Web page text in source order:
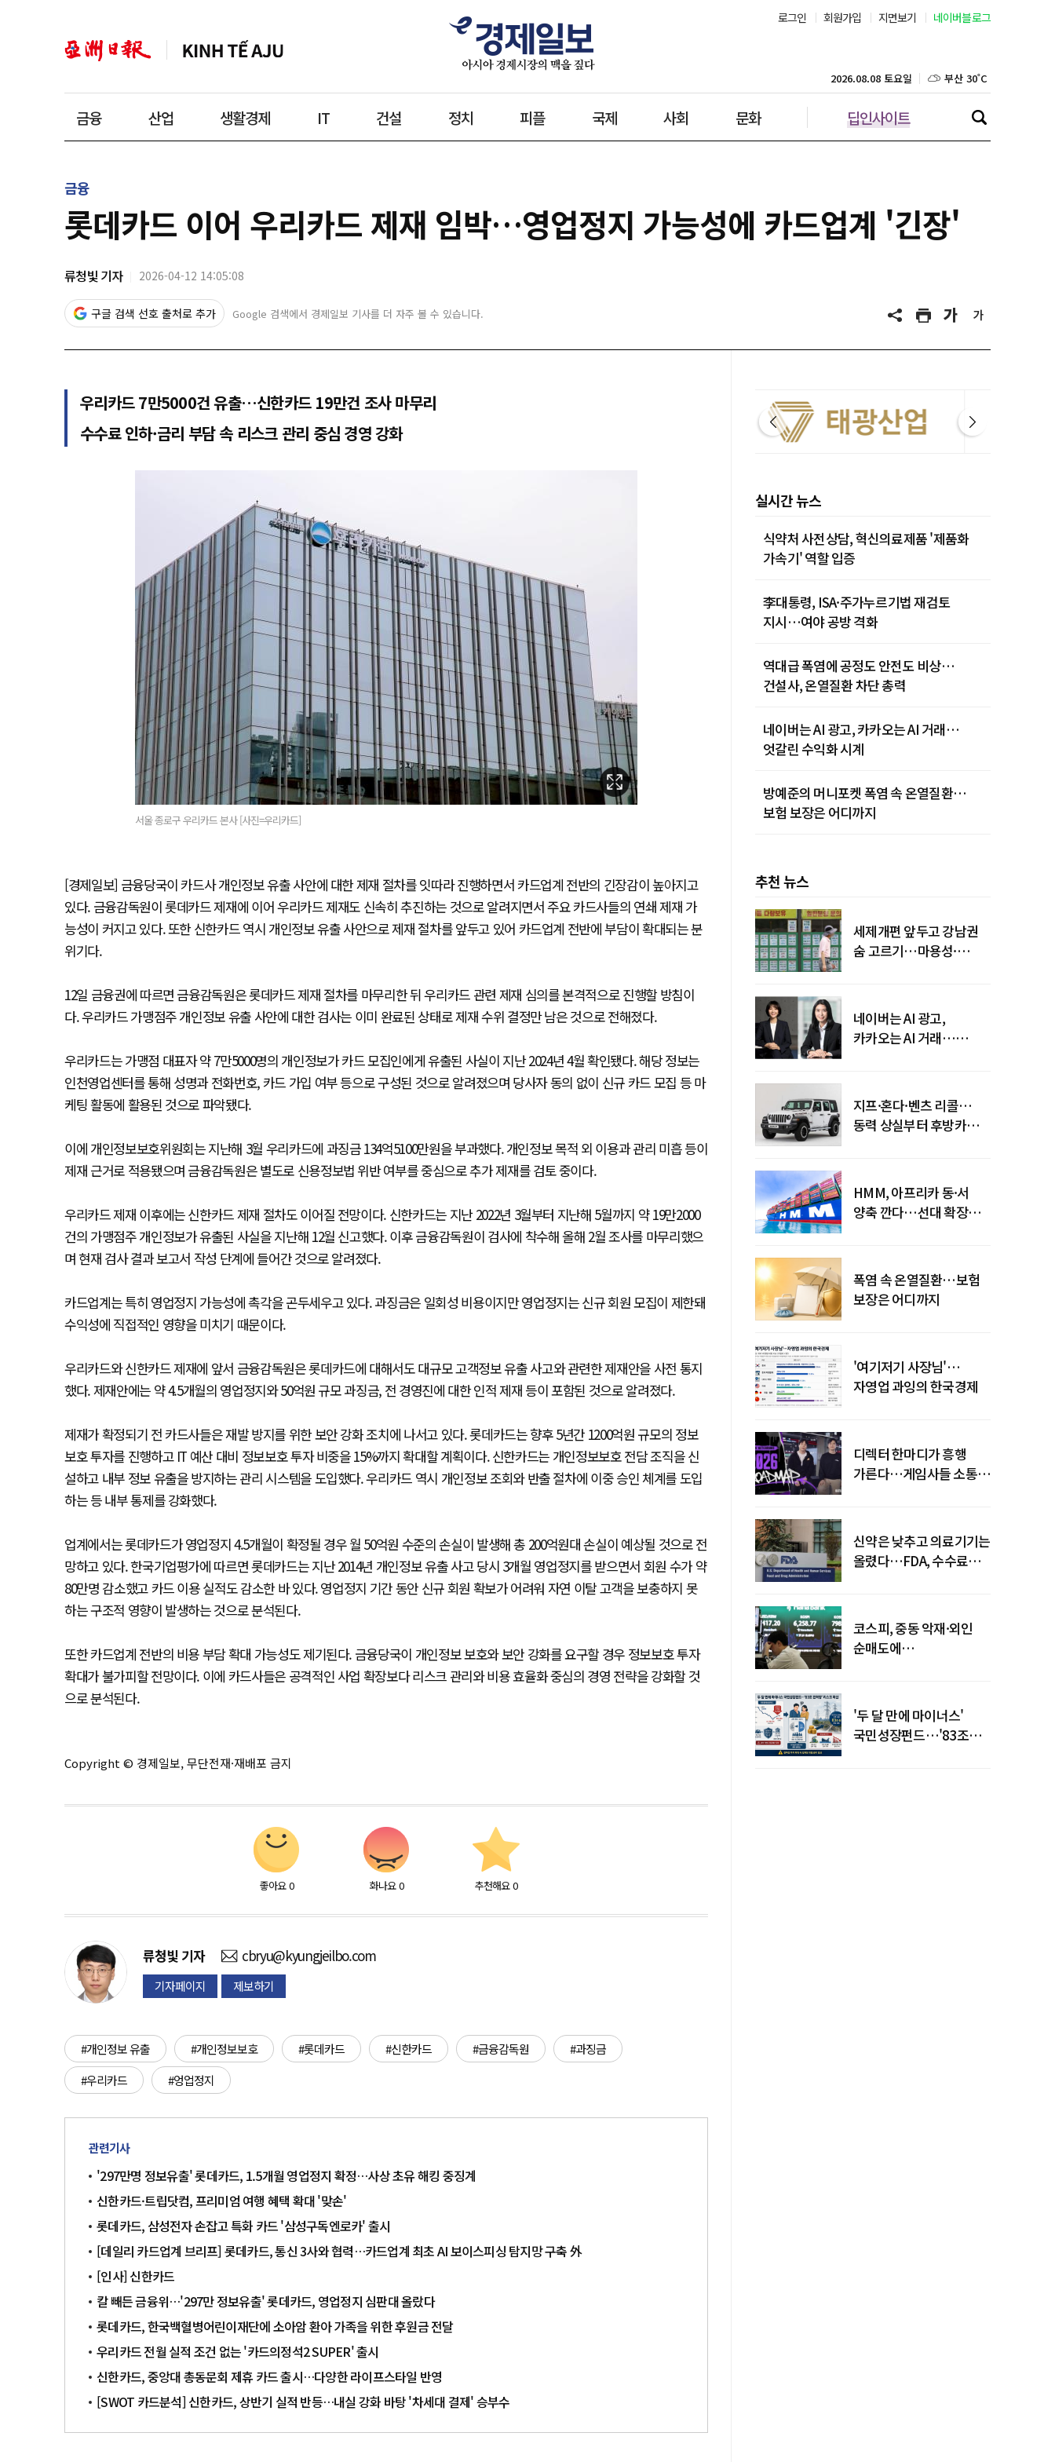
로그인 회원가입 지면보기 네이버블로그
금융 산업 생활경제 IT 건설 정치 피플 국제 사회 문화 딥인사이트
2026.08.08 토요일 대구 33˚C
인천 33˚C
울산 31˚C
제주 30˚C
금융
롯데카드 이어 우리카드 제재 임박…영업정지 가능성에 카드업계 '긴장'
류청빛 기자 2026-04-12 14:05:08
구글 검색 선호 출처로 추가 Google 검색에서 경제일보 기사를 더 자주 볼 수 있습니다.
우리카드 7만5000건 유출…신한카드 19만건 조사 마무리
수수료 인하·금리 부담 속 리스크 관리 중심 경영 강화
서울 종로구 우리카드 본사 [사진=우리카드]
[경제일보] 금융당국이 카드사 개인정보 유출 사안에 대한 제재 절차를 잇따라 진행하면서 카드업계 전반의 긴장감이 높아지고
있다. 금융감독원이 롯데카드 제재에 이어 우리카드 제재도 신속히 추진하는 것으로 알려지면서 주요 카드사들의 연쇄 제재 가
능성이 커지고 있다. 또한 신한카드 역시 개인정보 유출 사안으로 제재 절차를 앞두고 있어 카드업계 전반에 부담이 확대되는 분
위기다.
12일 금융권에 따르면 금융감독원은 롯데카드 제재 절차를 마무리한 뒤 우리카드 관련 제재 심의를 본격적으로 진행할 방침이
다. 우리카드 가맹점주 개인정보 유출 사안에 대한 검사는 이미 완료된 상태로 제재 수위 결정만 남은 것으로 전해졌다.
우리카드는 가맹점 대표자 약 7만5000명의 개인정보가 카드 모집인에게 유출된 사실이 지난 2024년 4월 확인됐다. 해당 정보는
인천영업센터를 통해 성명과 전화번호, 카드 가입 여부 등으로 구성된 것으로 알려졌으며 당사자 동의 없이 신규 카드 모집 등 마
케팅 활동에 활용된 것으로 파악됐다.
이에 개인정보보호위원회는 지난해 3월 우리카드에 과징금 134억5100만원을 부과했다. 개인정보 목적 외 이용과 관리 미흡 등이
제재 근거로 적용됐으며 금융감독원은 별도로 신용정보법 위반 여부를 중심으로 추가 제재를 검토 중이다.
우리카드 제재 이후에는 신한카드 제재 절차도 이어질 전망이다. 신한카드는 지난 2022년 3월부터 지난해 5월까지 약 19만2000
건의 가맹점주 개인정보가 유출된 사실을 지난해 12월 신고했다. 이후 금융감독원이 검사에 착수해 올해 2월 조사를 마무리했으
며 현재 검사 결과 보고서 작성 단계에 들어간 것으로 알려졌다.
카드업계는 특히 영업정지 가능성에 촉각을 곤두세우고 있다. 과징금은 일회성 비용이지만 영업정지는 신규 회원 모집이 제한돼
수익성에 직접적인 영향을 미치기 때문이다.
우리카드와 신한카드 제재에 앞서 금융감독원은 롯데카드에 대해서도 대규모 고객정보 유출 사고와 관련한 제재안을 사전 통지
했다. 제재안에는 약 4.5개월의 영업정지와 50억원 규모 과징금, 전 경영진에 대한 인적 제재 등이 포함된 것으로 알려졌다.
제재가 확정되기 전 카드사들은 재발 방지를 위한 보안 강화 조치에 나서고 있다. 롯데카드는 향후 5년간 1200억원 규모의 정보
보호 투자를 진행하고 IT 예산 대비 정보보호 투자 비중을 15%까지 확대할 계획이다. 신한카드는 개인정보보호 전담 조직을 신
설하고 내부 정보 유출을 방지하는 관리 시스템을 도입했다. 우리카드 역시 개인정보 조회와 반출 절차에 이중 승인 체계를 도입
하는 등 내부 통제를 강화했다.
업계에서는 롯데카드가 영업정지 4.5개월이 확정될 경우 월 50억원 수준의 손실이 발생해 총 200억원대 손실이 예상될 것으로 전
망하고 있다. 한국기업평가에 따르면 롯데카드는 지난 2014년 개인정보 유출 사고 당시 3개월 영업정지를 받으면서 회원 수가 약
80만명 감소했고 카드 이용 실적도 감소한 바 있다. 영업정지 기간 동안 신규 회원 확보가 어려워 자연 이탈 고객을 보충하지 못
하는 구조적 영향이 발생하는 것으로 분석된다.
또한 카드업계 전반의 비용 부담 확대 가능성도 제기된다. 금융당국이 개인정보 보호와 보안 강화를 요구할 경우 정보보호 투자
확대가 불가피할 전망이다. 이에 카드사들은 공격적인 사업 확장보다 리스크 관리와 비용 효율화 중심의 경영 전략을 강화할 것
으로 분석된다.
Copyright © 경제일보, 무단전재·재배포 금지
좋아요 0 화나요 0 추천해요 0
류청빛 기자 cbryu@kyungjeilbo.com
기자페이지 제보하기
#개인정보 유출 #개인정보보호 #롯데카드 #신한카드 #금융감독원
#과징금
#우리카드
#엉업정지
관련기사
'297만명 정보유출' 롯데카드, 1.5개월 영업정지 확정…사상 초유 해킹 중징계
신한카드·트립닷컴, 프리미엄 여행 혜택 확대 '맞손'
롯데카드, 삼성전자 손잡고 특화 카드 '삼성구독엔로카' 출시
[데일리 카드업계 브리프] 롯데카드, 통신 3사와 협력…카드업계 최초 AI 보이스피싱 탐지망 구축 外
[인사] 신한카드
칼 빼든 금융위…'297만 정보유출' 롯데카드, 영업정지 심판대 올랐다
롯데카드, 한국백혈병어린이재단에 소아암 환아 가족을 위한 후원금 전달
우리카드 전월 실적 조건 없는 '카드의정석2 SUPER' 출시
신한카드, 중앙대 총동문회 제휴 카드 출시…다양한 라이프스타일 반영
[SWOT 카드분석] 신한카드, 상반기 실적 반등…내실 강화 바탕 '차세대 결제' 승부수
실시간 뉴스
식약처 사전상담, 혁신의료제품 '제품화
가속기' 역할 입증
李대통령, ISA·주가누르기법 재검토
지시…여야 공방 격화
역대급 폭염에 공정도 안전도 비상…
건설사, 온열질환 차단 총력
네이버는 AI 광고, 카카오는 AI 거래…
엇갈린 수익화 시계
방예준의 머니포켓 폭염 속 온열질환…
보험 보장은 어디까지
추천 뉴스
세제개편 앞두고 강남권
숨 고르기…마용성·
네이버는 AI 광고,
카카오는 AI 거래…
지프·혼다·벤츠 리콜…
동력 상실부터 후방카메라
HMM, 아프리카 동·서
양축 깐다…선대 확장
폭염 속 온열질환…보험
보장은 어디까지
'여기저기 사장님'…
자영업 과잉의 한국경제
디렉터 한마디가 흥행
가른다…게임사들 소통
신약은 낮추고 의료기기는
올렸다…FDA, 수수료
코스피, 중동 악재·외인
순매도에
'두 달 만에 마이너스'
국민성장펀드…'83조